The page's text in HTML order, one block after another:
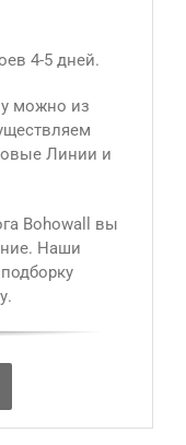
4-5 дней.
можно из
Линии и
Bohowall вы
Наши